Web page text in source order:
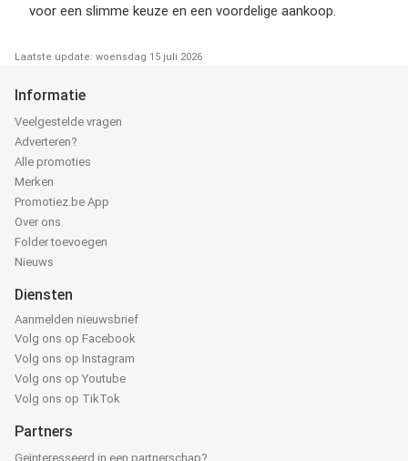
voor een slimme keuze en een voordelige aankoop.
Laatste update: woensdag 15 juli 2026
Informatie
Veelgestelde vragen
Adverteren?
Alle promoties
Merken
Promotiez.be App
Over ons
Folder toevoegen
Nieuws
Diensten
Aanmelden nieuwsbrief
Volg ons op Facebook
Volg ons op Instagram
Volg ons op Youtube
Volg ons op TikTok
Partners
Geïnteresseerd in een partnerschap?